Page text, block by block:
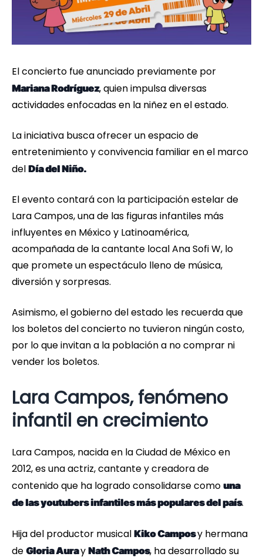
El concierto fue anunciado previamente por
Mariana Rodríguez, quien impulsa diversas
actividades enfocadas en la niñez en el estado.
La iniciativa busca ofrecer un espacio de
entretenimiento y convivencia familiar en el marco
del Día del Niño.
El evento contará con la participación estelar de
Lara Campos, una de las figuras infantiles más
influyentes en México y Latinoamérica,
acompañada de la cantante local Ana Sofi W, lo
que promete un espectáculo lleno de música,
diversión y sorpresas.
Asimismo, el gobierno del estado les recuerda que
los boletos del concierto no tuvieron ningún costo,
por lo que invitan a la población a no comprar ni
vender los boletos.
Lara Campos, fenómeno
infantil en crecimiento
Lara Campos, nacida en la Ciudad de México en
2012, es una actriz, cantante y creadora de
contenido que ha logrado consolidarse como una
de las youtubers infantiles más populares del país.
Hija del productor musical Kiko Camposy hermana
de Gloria Auray Nath Campos, ha desarrollado su